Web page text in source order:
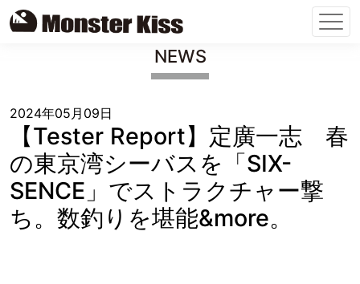
NEWS
2024年05月09日
【Tester Report】定廣一志 春
の東京湾シーバスを「SIX-
SENCE」でストラクチャー撃
ち。数釣りを堪能&more。